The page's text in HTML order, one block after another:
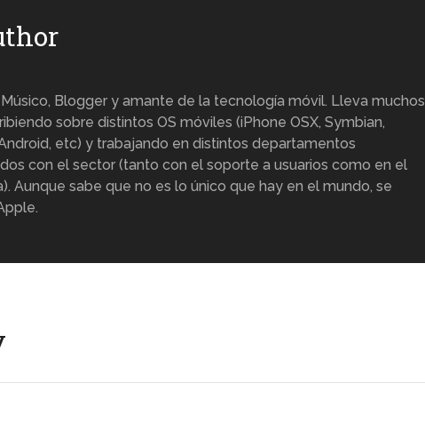
Blogger y amante de la tecnología móvil. Lleva muchos
sobre distintos OS móviles (iPhone OSX, Symbian,
etc) y trabajando en distintos departamentos
con el sector (tanto con el soporte a usuarios como en el
Aunque sabe que no es lo único que hay en el mundo, se